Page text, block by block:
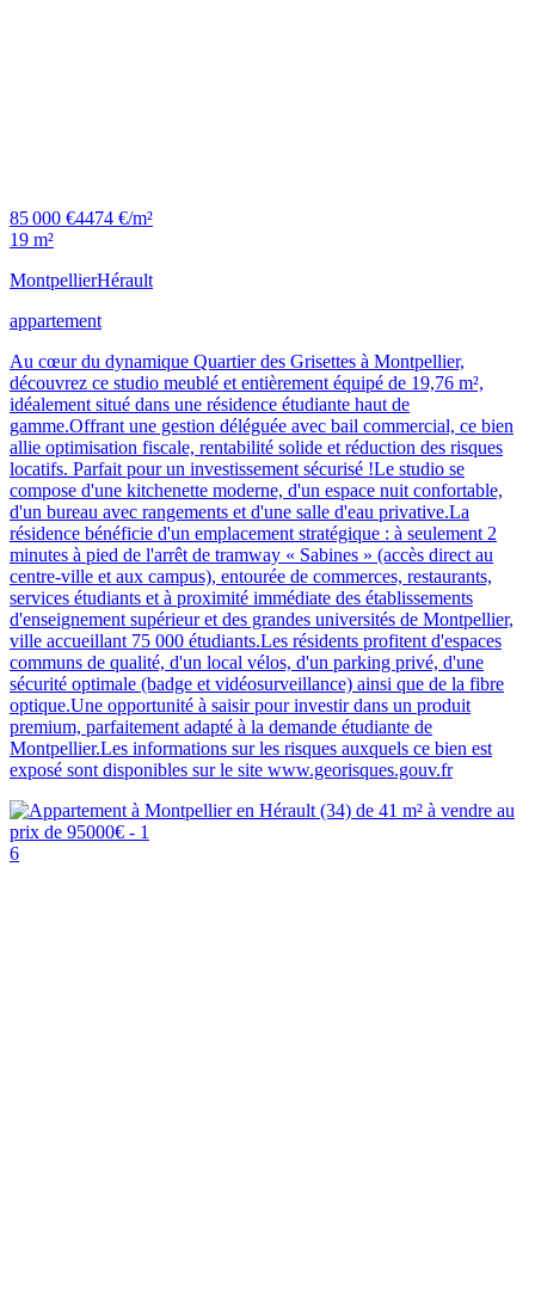
85 000 €4474 €/m²
19 m²
MontpellierHérault
appartement
Au cœur du dynamique Quartier des Grisettes à Montpellier,
découvrez ce studio meublé et entièrement équipé de 19,76 m²,
idéalement situé dans une résidence étudiante haut de
gamme.Offrant une gestion déléguée avec bail commercial, ce bien
allie optimisation fiscale, rentabilité solide et réduction des risques
locatifs. Parfait pour un investissement sécurisé !Le studio se
compose d'une kitchenette moderne, d'un espace nuit confortable,
d'un bureau avec rangements et d'une salle d'eau privative.La
résidence bénéficie d'un emplacement stratégique : à seulement 2
minutes à pied de l'arrêt de tramway « Sabines » (accès direct au
centre-ville et aux campus), entourée de commerces, restaurants,
services étudiants et à proximité immédiate des établissements
d'enseignement supérieur et des grandes universités de Montpellier,
ville accueillant 75 000 étudiants.Les résidents profitent d'espaces
communs de qualité, d'un local vélos, d'un parking privé, d'une
sécurité optimale (badge et vidéosurveillance) ainsi que de la fibre
optique.Une opportunité à saisir pour investir dans un produit
premium, parfaitement adapté à la demande étudiante de
Montpellier.Les informations sur les risques auxquels ce bien est
exposé sont disponibles sur le site www.georisques.gouv.fr
6